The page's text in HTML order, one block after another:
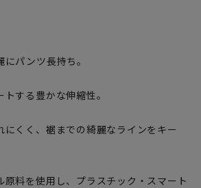
パンツ長持ち。
する豊かな伸縮性。
にくく、裾までの綺麗なラインをキー
原料を使用し、プラスチック・スマート